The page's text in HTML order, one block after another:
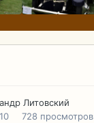
Литовский
728 просмотров